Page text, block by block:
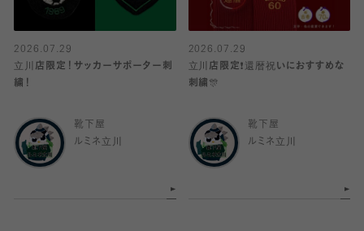
2026.07.29
立川店限定！サッカーサポーター刺
繍！
靴下屋
ルミネ立川
2026.07.29
立川店限定❗️還暦祝いにおすすめな
刺繍🎊
靴下屋
ルミネ立川